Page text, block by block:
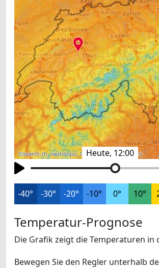
Heute, 12:00
©search.ch,swisstopo,OpenStreetMap,others
-40° -30° -20° -10° 0° 10°
Temperatur-Prognose
Die Grafik zeigt die Temperaturen in
Bewegen Sie den Regler unterhalb